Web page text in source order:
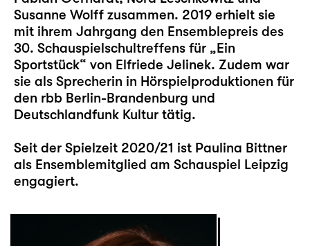
Susanne Wolff zusammen. 2019 erhielt sie
mit ihrem Jahrgang den Ensemblepreis des
30. Schauspielschultreffens für „Ein
Sportstück“ von Elfriede Jelinek. Zudem war
sie als Sprecherin in Hörspielproduktionen für
den rbb Berlin-Brandenburg und
Deutschlandfunk Kultur tätig.
Seit der Spielzeit 2020/21 ist Paulina Bittner
als Ensemblemitglied am Schauspiel Leipzig
engagiert.